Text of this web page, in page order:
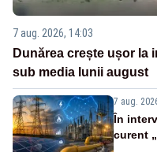
7 aug. 2026, 14:03
Dunărea crește ușor la
sub media lunii august
7 aug.
În
curent